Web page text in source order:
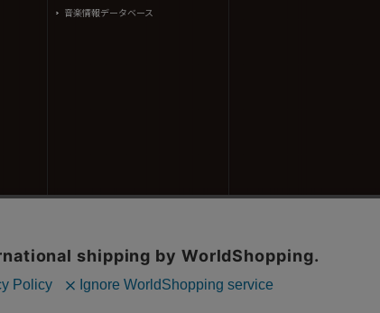
音楽情報データベース
音声データ等)はタワーレコード株式会社の承諾なしに無断転載することはできません。
ルより提供されています。